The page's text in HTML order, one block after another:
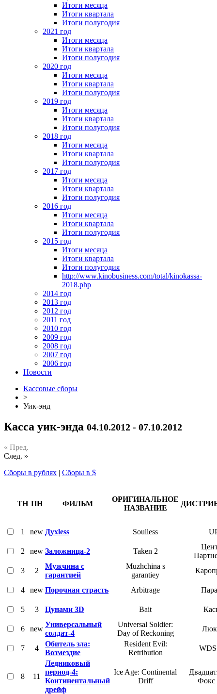
Итоги месяца
Итоги квартала
Итоги полугодия
2021 год
Итоги месяца
Итоги квартала
Итоги полугодия
2020 год
Итоги месяца
Итоги квартала
Итоги полугодия
2019 год
Итоги месяца
Итоги квартала
Итоги полугодия
2018 год
Итоги месяца
Итоги квартала
Итоги полугодия
2017 год
Итоги месяца
Итоги квартала
Итоги полугодия
2016 год
Итоги месяца
Итоги квартала
Итоги полугодия
2015 год
Итоги месяца
Итоги квартала
Итоги полугодия
http://www.kinobusiness.com/total/kinokassa-
2018.php
2014 год
2013 год
2012 год
2011 год
2010 год
2009 год
2008 год
2007 год
2006 год
Новости
Кассовые сборы
>
Уик-энд
Касса уик-энда 04.10.2012 - 07.10.2012
« Пред.
След. »
Сборы в рублях | Сборы в $
ТН ПН ФИЛЬМ
ОРИГИНАЛЬНОЕ
НАЗВАНИЕ
1 new Духless Soulless
2 new Заложница-2 Taken 2
3
2
Мужчина с
гарантией
Muzhchina s
garantiey
4 new Порочная страсть Arbitrage
5 3 Цунами 3D Bait
6 new
Универсальный
солдат-4
Universal Soldier:
Day of Reckoning
7 4
Обитель зла:
Возмездие
Resident Evil:
Retribution
8 11
Ледниковый
период-4:
Континентальный
дрейф
Ice Age: Continental
Driff